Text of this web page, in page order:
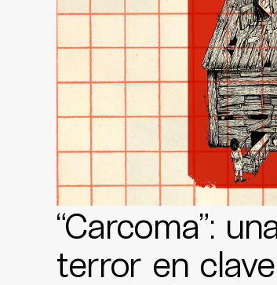
“Carcoma”:
terror en